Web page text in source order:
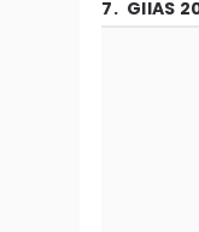
7. GIIAS